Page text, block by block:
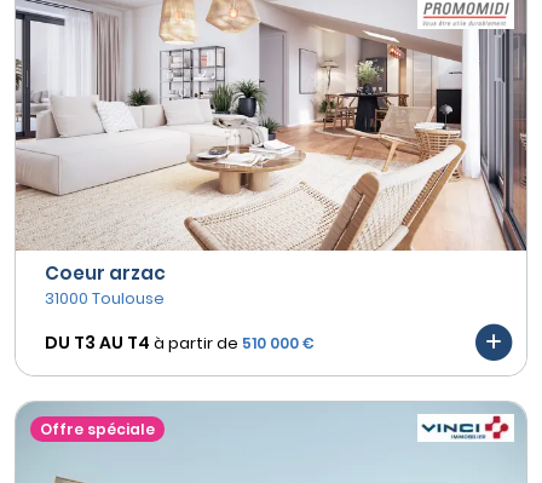
Coeur arzac
31000 Toulouse
DU T3 AU T4 à partir de 510 000 €
Offre spéciale